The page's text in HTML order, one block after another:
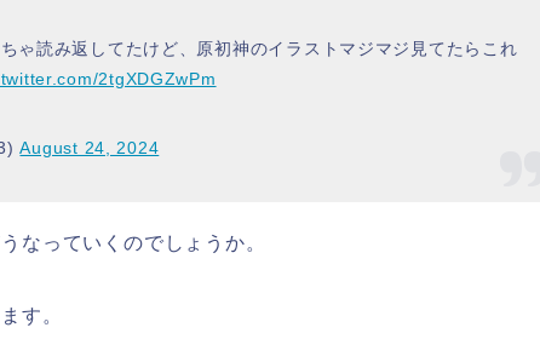
ゃ読み返してたけど、原初神のイラストマジマジ見てたらこれ
2tgXDGZwPm
August 24, 2024
なっていくのでしょうか。
す。